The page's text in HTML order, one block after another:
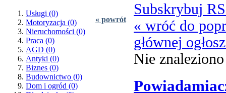
« powrót
Usługi (0)
Motoryzacja (0)
Nieruchomości (0)
Praca (0)
AGD (0)
Antyki (0)
Biznes (0)
Budownictwo (0)
Dom i ogród (0)
Subskrybuj
« wróć do
głównej
Nie znaleziono